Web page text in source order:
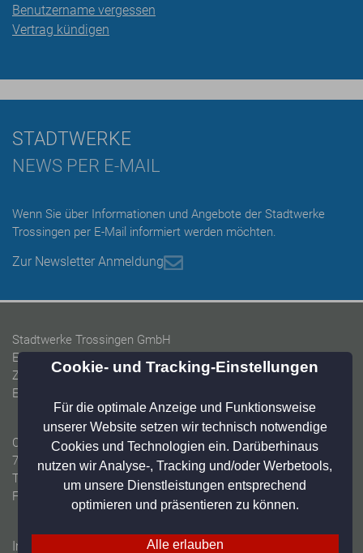
Benutzername vergessen
Vertrag kündigen
STADTWERKE
NEWS PER E-MAIL
Wenn Sie über Informationen und Angebote der Stadtwerke
Trossingen per E-Mail informiert werden möchten.
Zur Newsletter Anmeldung
Stadtwerke Trossingen GmbH
Energieversorgung Trossingen GmbH
Zweckverband Baarwasserversorgung
Eigenbetrieb Wasser & Abwasser Trossingen
Christian-Messner-Straße 2-6
78647 Trossingen
Tel: 07425 9402-55
Fax: 07425 9402-19
Impressum Datenschutz Home